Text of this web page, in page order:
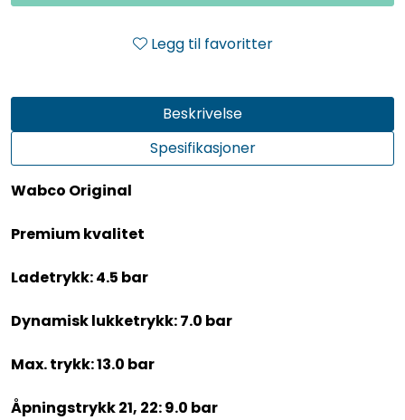
Legg til favoritter
Beskrivelse
Spesifikasjoner
Wabco Original
Premium kvalitet
Ladetrykk: 4.5 bar
Dynamisk lukketrykk: 7.0 bar
Max. trykk: 13.0 bar
Åpningstrykk 21, 22: 9.0 bar